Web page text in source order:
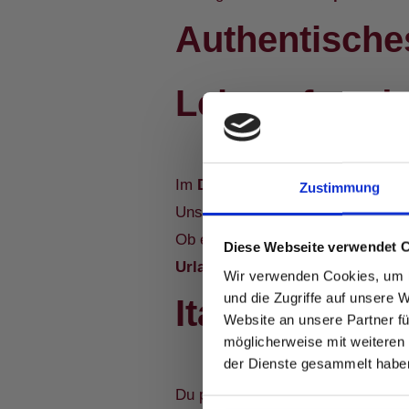
Zustimmung
Diese Webseite verwendet
Wir verwenden Cookies,
und die Zugriffe auf unsere
Website an unsere Partner
möglicherweise mit
der Dienste gesammelt
Im Don Giovanni geht es um
Unser Restaurant erinnert an
Ob ein Abend mit Freunden, ein
Urlaubsfeeling
Italienisches
Du planst eine Feier oder ein